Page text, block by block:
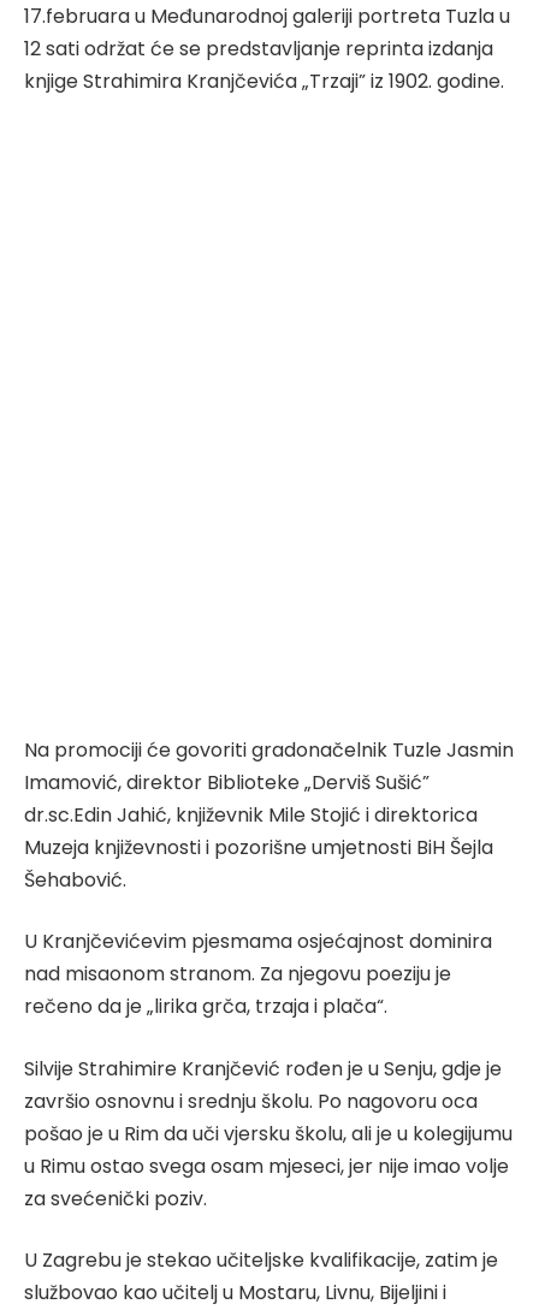
17.februara u Međunarodnoj galeriji portreta Tuzla u
12 sati održat će se predstavljanje reprinta izdanja
knjige Strahimira Kranjčevića „Trzaji” iz 1902. godine.
Na promociji će govoriti gradonačelnik Tuzle Jasmin
Imamović, direktor Biblioteke „Derviš Sušić”
dr.sc.Edin Jahić, književnik Mile Stojić i direktorica
Muzeja književnosti i pozorišne umjetnosti BiH Šejla
Šehabović.
U Kranjčevićevim pjesmama osjećajnost dominira
nad misaonom stranom. Za njegovu poeziju je
rečeno da je „lirika grča, trzaja i plača“.
Silvije Strahimire Kranjčević rođen je u Senju, gdje je
završio osnovnu i srednju školu. Po nagovoru oca
pošao je u Rim da uči vjersku školu, ali je u kolegijumu
u Rimu ostao svega osam mjeseci, jer nije imao volje
za svećenički poziv.
U Zagrebu je stekao učiteljske kvalifikacije, zatim je
službovao kao učitelj u Mostaru, Livnu, Bijeljini i